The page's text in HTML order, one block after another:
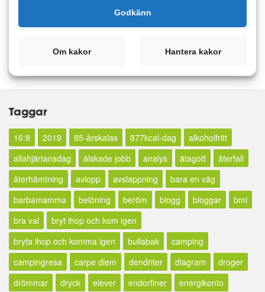
Logga in för att skriva en kommentar.
Taggar
16:8 2019 85-årskalas 877kcal-dag
alkoholfritt
allahjärtansdag
älskade jobb analys ätagott
återfall
återhämtning
avlopp avslappning
bara en väg
barbamamma
belöning beröm blogg bloggar
bmi
bra val
bryt ihop och kom igen
bryta ihop och komma igen
bullabak
camping
campingresa
carpe diem dendriter diagram
droger
drömmar
dryck elever endorfiner
energikonto
Godkänn
Om kakor Hantera kakor